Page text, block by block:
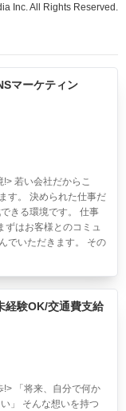
Inc. All Rights Reserved.
マーケティン
若い会社だからこ
す。 決められた仕事だ
きる環境です。 仕事
ずはお客様とのコミュ
でいただきます。 その
経験OK/交通費支給
!> 「将来、自分で何か
」 そんな想いを持つ